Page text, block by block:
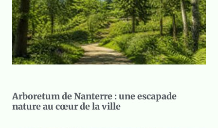
Arboretum de Nanterre : une escapade
nature au cœur de la ville